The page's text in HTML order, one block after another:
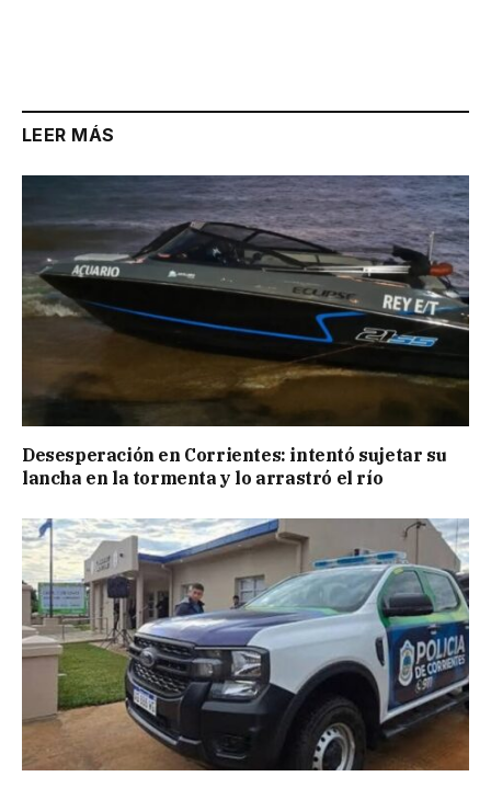
LEER MÁS
Desesperación en Corrientes: intentó sujetar su
lancha en la tormenta y lo arrastró el río